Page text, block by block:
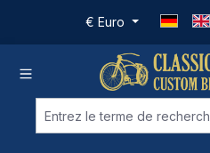
Passer au contenu principal
€ Euro